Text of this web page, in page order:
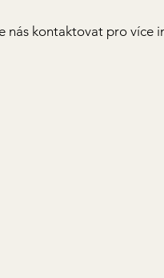
nás kontaktovat pro více